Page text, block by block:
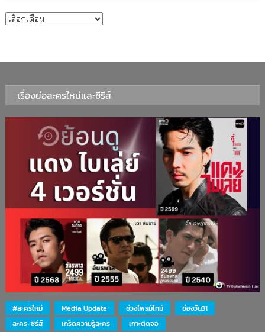
บทความรายเดือน
เรื่องย่อละครใหม่และซีรีส์
#ละครใหม่ Media Update ช่วงไพรม์ไทม์
ช่องวัน31
ละคร-ซีรีส์
เกร็ดความรู้ละคร เกาะติดจอ